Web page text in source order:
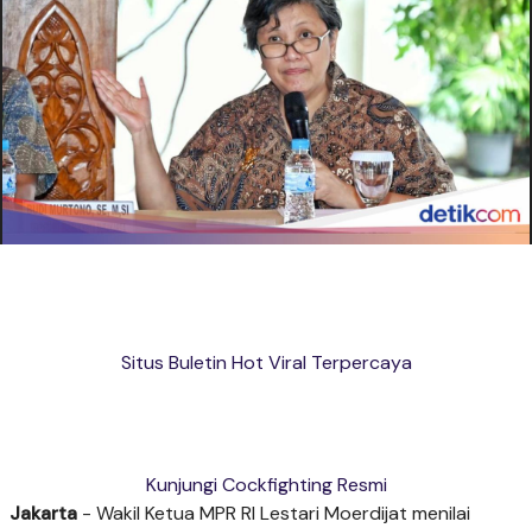
Situs Buletin Hot Viral Terpercaya
Kunjungi Cockfighting Resmi
Jakarta - Wakil Ketua MPR RI Lestari Moerdijat menilai